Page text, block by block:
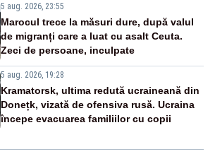
5 aug. 2026, 23:55
Marocul trece la măsuri dure, după valul
de migranți care a luat cu asalt Ceuta.
Zeci de persoane, inculpate
5 aug. 2026, 19:28
Kramatorsk, ultima redută ucraineană din
Donețk, vizată de ofensiva rusă. Ucraina
începe evacuarea familiilor cu copii